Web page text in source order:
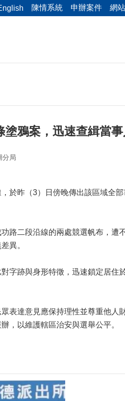
陳情系統 申辦案件 網
塗鴉案，迅速查緝當
分局
於昨（3）日傍晚傳出該區域全
路二段沿線的兩處競選帆布，
異。
字跡與身形特徵，迅速鎖定居
表達意見應保持理性並尊重他
，以維護轄區治安與選舉公平。